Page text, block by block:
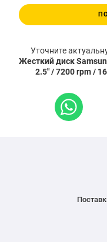
Уточните
Жесткий диск
2.5" / 7200 rpm /